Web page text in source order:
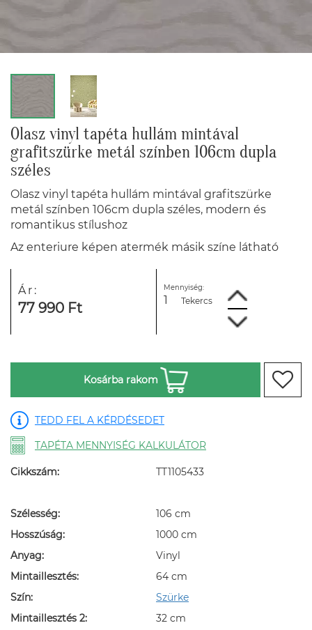
Olasz vinyl tapéta hullám mintával
grafitszürke metál színben 106cm dupla
széles
Olasz vinyl tapéta hullám mintával grafitszürke
metál színben 106cm dupla széles, modern és
romantikus stílushoz
Az enteriure képen atermék másik színe látható
Ár:
77 990 Ft
Mennyiség:
Tekercs
Kosárba rakom
TEDD FEL A KÉRDÉSEDET
TAPÉTA MENNYISÉG KALKULÁTOR
Cikkszám: TT1105433
Szélesség:
106 cm
Hosszúság:
1000 cm
Anyag:
Vinyl
Mintaillesztés:
64 cm
Szín:
Szürke
Mintaillesztés 2:
32 cm